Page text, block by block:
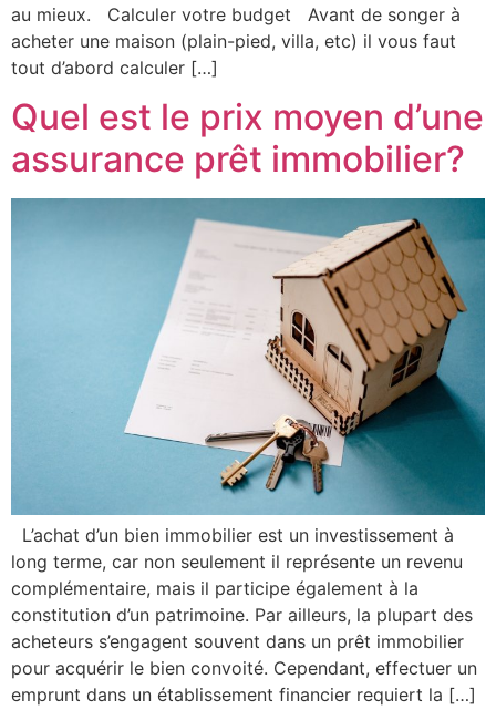
au mieux. Calculer votre budget Avant de songer à
acheter une maison (plain-pied, villa, etc) il vous faut
tout d’abord calculer […]
Quel est le prix moyen d’une
assurance prêt immobilier?
L’achat d’un bien immobilier est un investissement à
long terme, car non seulement il représente un revenu
complémentaire, mais il participe également à la
constitution d’un patrimoine. Par ailleurs, la plupart des
acheteurs s’engagent souvent dans un prêt immobilier
pour acquérir le bien convoité. Cependant, effectuer un
emprunt dans un établissement financier requiert la […]